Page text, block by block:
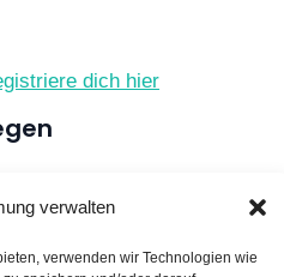
verwalten
verwenden wir Technologien wie
dich hier